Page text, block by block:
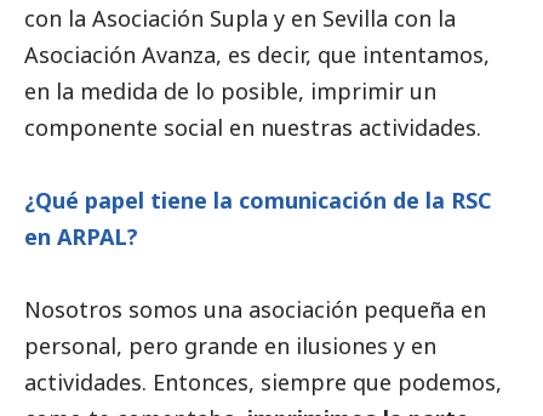
con la Asociación Supla y en Sevilla con la
Asociación Avanza, es decir, que intentamos,
en la medida de lo posible, imprimir un
componente social en nuestras actividades.
¿Qué papel tiene la comunicación de la RSC
en ARPAL?
Nosotros somos una asociación pequeña en
personal, pero grande en ilusiones y en
actividades. Entonces, siempre que podemos,